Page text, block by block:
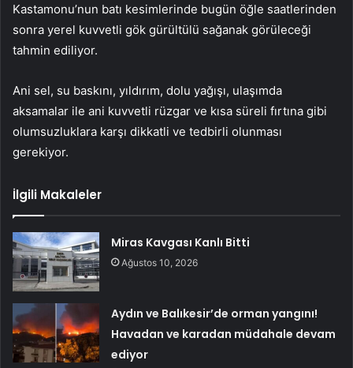
Kastamonu’nun batı kesimlerinde bugün öğle saatlerinden
sonra yerel kuvvetli gök gürültülü sağanak görüleceği
tahmin ediliyor.
Ani sel, su baskını, yıldırım, dolu yağışı, ulaşımda
aksamalar ile ani kuvvetli rüzgar ve kısa süreli fırtına gibi
olumsuzluklara karşı dikkatli ve tedbirli olunması
gerekiyor.
İlgili Makaleler
Miras Kavgası Kanlı Bitti
Ağustos 10, 2026
Aydın ve Balıkesir’de orman yangını!
Havadan ve karadan müdahale devam
ediyor